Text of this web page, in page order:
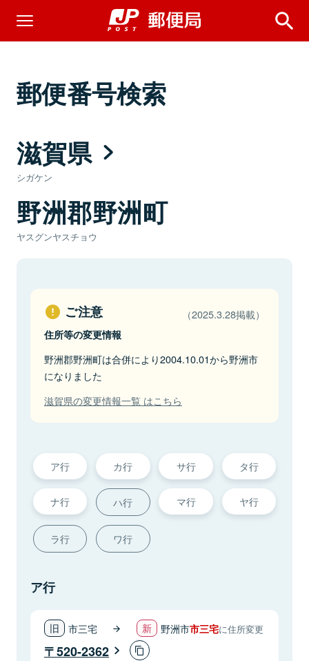
郵便番号検索
滋賀県
シガケン
野洲郡野洲町
ヤスグンヤスチョウ
ご注意 （2025.3.28掲載）
住所等の変更情報
野洲郡野洲町は合併により2004.10.01から野洲市
になりました
滋賀県の変更情報一覧 はこちら
ア行 カ行 サ行 タ行
ナ行 ハ行 マ行 ヤ行
ラ行 ワ行
ア行
市三宅 野洲市市三宅に住所変更
520-2362